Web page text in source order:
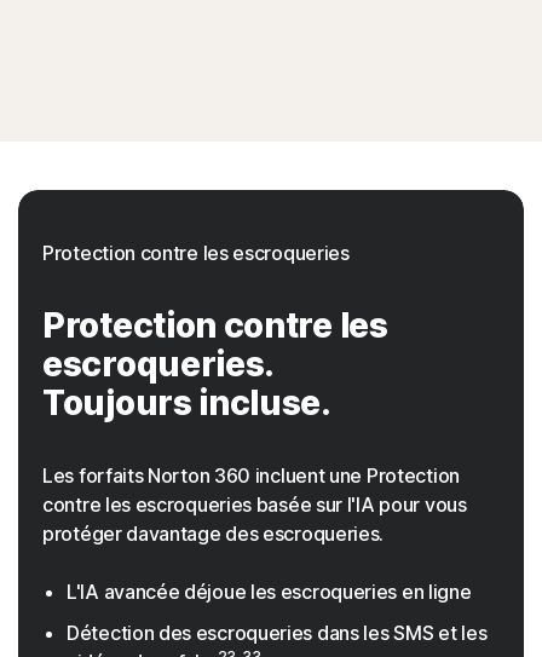
Protection contre les escroqueries
Protection contre les
escroqueries.
Toujours incluse.
Les forfaits Norton 360 incluent une Protection
contre les escroqueries basée sur l'IA pour vous
protéger davantage des escroqueries.
L'IA avancée déjoue les escroqueries en ligne
Détection des escroqueries dans les SMS et les